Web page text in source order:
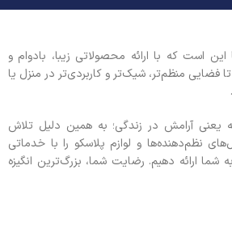
است که با ارائه محصولاتی زیبا، بادوام و
فضایی منظم‌تر، شیک‌تر و کاربردی‌تر در منزل یا
یعنی آرامش در زندگی؛ به همین دلیل تلاش
نظم‌دهنده‌ها و لوازم پلاسکو را با خدماتی
ارائه دهیم. رضایت شما، بزرگ‌ترین انگیزه